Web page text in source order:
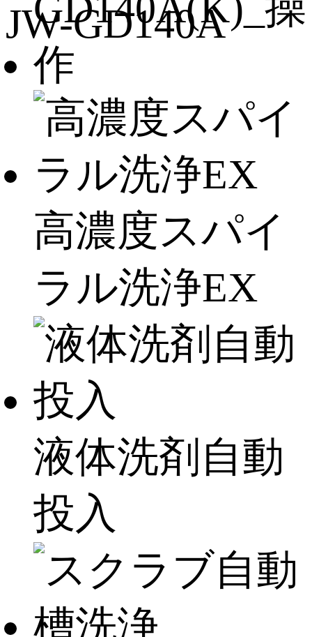
JW-GD140A
高濃度スパイ
ラル洗浄EX
液体洗剤自動
投入